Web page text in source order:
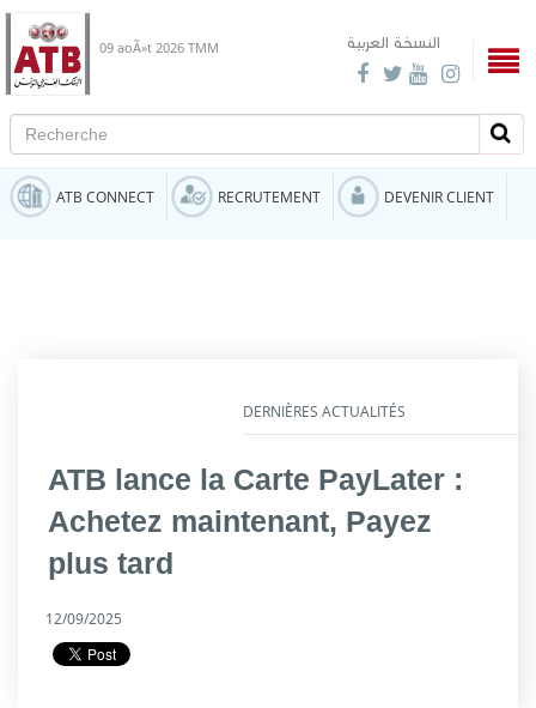
النسخة العربية 09 aoÃ»t 2026 TMM
Recherche
ATB CONNECT RECRUTEMENT DEVENIR CLIENT
DERNIÈRES ACTUALITÉS
ATB lance la Carte PayLater :
Achetez maintenant, Payez
plus tard
12/09/2025